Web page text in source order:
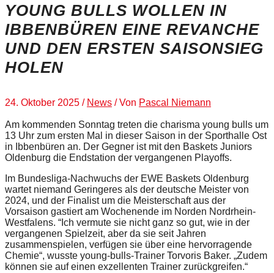
YOUNG BULLS WOLLEN IN
IBBENBÜREN EINE REVANCHE
UND DEN ERSTEN SAISONSIEG
HOLEN
24. Oktober 2025 / News / Von Pascal Niemann
Am kommenden Sonntag treten die charisma young bulls um
13 Uhr zum ersten Mal in dieser Saison in der Sporthalle Ost
in Ibbenbüren an. Der Gegner ist mit den Baskets Juniors
Oldenburg die Endstation der vergangenen Playoffs.
Im Bundesliga-Nachwuchs der EWE Baskets Oldenburg
wartet niemand Geringeres als der deutsche Meister von
2024, und der Finalist um die Meisterschaft aus der
Vorsaison gastiert am Wochenende im Norden Nordrhein-
Westfalens. “Ich vermute sie nicht ganz so gut, wie in der
vergangenen Spielzeit, aber da sie seit Jahren
zusammenspielen, verfügen sie über eine hervorragende
Chemie“, wusste young-bulls-Trainer Torvoris Baker. „Zudem
können sie auf einen exzellenten Trainer zurückgreifen.“